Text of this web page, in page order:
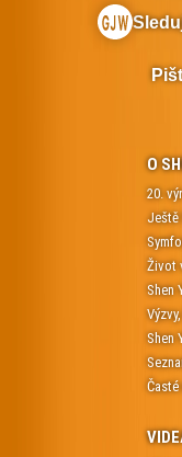
O
20.
Ještě
Život
Shen
Shen